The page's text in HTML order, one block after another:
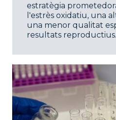
estratègia
l'estrès oxidatiu, una
una menor qualitat
resultats reproductius.